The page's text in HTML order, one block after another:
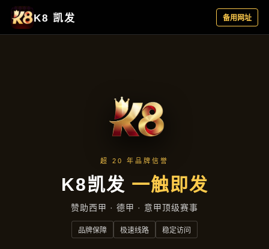
案例精选
首页 案例精选